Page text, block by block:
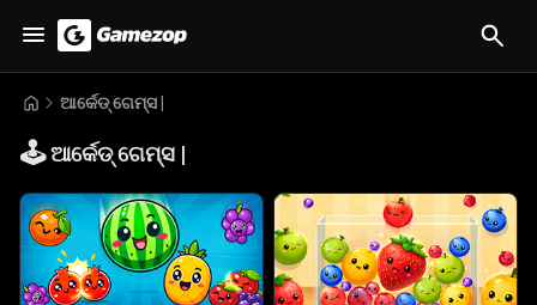
ଆର୍କେଡ୍ ଗେମ୍ସ |
🕹️ଆର୍କେଡ୍ ଗେମ୍ସ |